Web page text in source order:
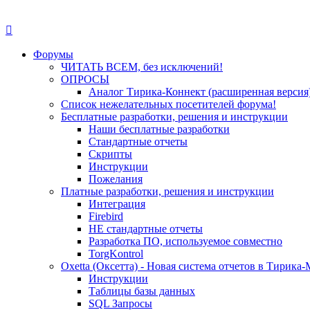
Форумы
ЧИТАТЬ ВСЕМ, без исключений!
ОПРОСЫ
Аналог Тирика-Коннект (расширенная
Список нежелательных посетителей форума!
Бесплатные разработки, решения и инструкции
Наши бесплатные разработки
Стандартные отчеты
Скрипты
Инструкции
Пожелания
Платные разработки, решения и инструкции
Интеграция
Firebird
НЕ стандартные отчеты
Разработка ПО, используемое совместно
TorgKontrol
Oxetta (Оксетта) - Новая система отчетов в Тирика-
Инструкции
Таблицы базы данных
SQL Запросы